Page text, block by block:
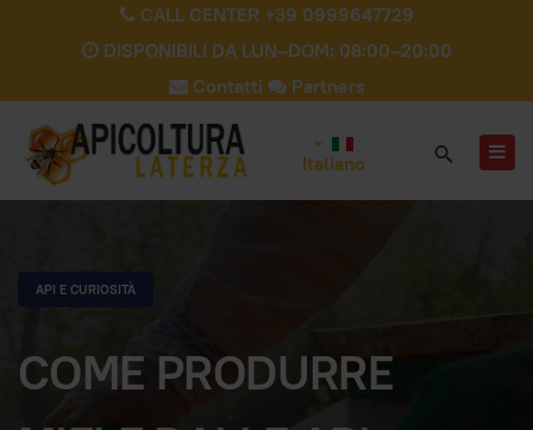
CALL CENTER +39 0999647729
DISPONIBILI DA LUN–DOM: 08:00–20:00
Contatti
Partners
Italiano
API E CURIOSITÀ
COME PRODURRE